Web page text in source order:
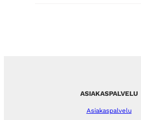
ASIAKASPALVELU
Asiakaspalvelu